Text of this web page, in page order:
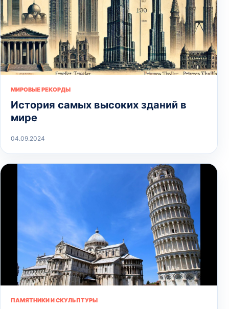
МИРОВЫЕ РЕКОРДЫ
История самых высоких зданий в
мире
04.09.2024
ПАМЯТНИКИ И СКУЛЬПТУРЫ